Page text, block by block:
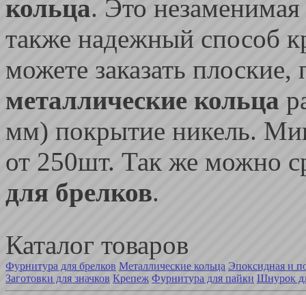
кольца. Это незаменимая
также надежный способ
можете заказать
металлические кольца
мм) покрытие никель.
от 250шт. Так же можно
для брелков.
Каталог товаров
Фурнитура для брелков Металлические кольца Эпоксидная и
Заготовки для значков Крепеж Фурнитура для пайки Шнурок